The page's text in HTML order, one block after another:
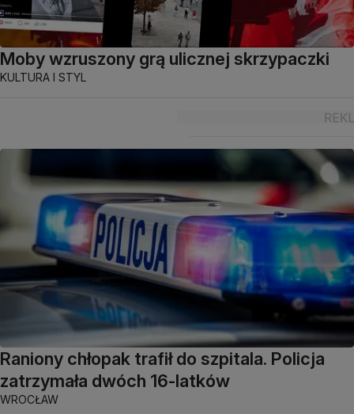
Moby wzruszony grą ulicznej skrzypaczki
KULTURA I STYL
Raniony chłopak trafił do szpitala. Policja
zatrzymała dwóch 16-latków
WROCŁAW